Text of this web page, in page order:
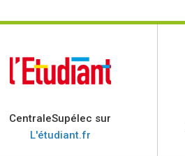
CentraleSupélec sur
L'étudiant.fr